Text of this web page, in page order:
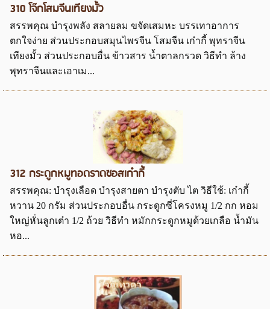
310 โจ๊กโสมจีนเทียงมั้ว
สรรพคุณ บำรุงพลัง สลายลม ขจัดเสมหะ บรรเทาอาการ
ตกใจง่าย ส่วนประกอบสมุนไพรจีน โสมจีน เก๋ากี้ พุทราจีน
เทียงมั้ว ส่วนประกอบอื่น ข้าวสาร น้ำตาลกรวด วิธีทำ ล้าง
พุทราจีนและเอาเม...
312 กระดูกหมูทอดราดซอสเก๋ากี้
สรรพคุณ: บำรุงเลือด บำรุงสายตา บำรุงตับ ไต วิธีใช้: เก๋ากี้
หวาน 20 กรัม ส่วนประกอบอื่น กระดูกซี่โครงหมู 1/2 กก หอม
ใหญ่หั่นลูกเต๋า 1/2 ถ้วย วิธีทำ หมักกระดูกหมูด้วยเกลือ น้ำมัน
หอ...